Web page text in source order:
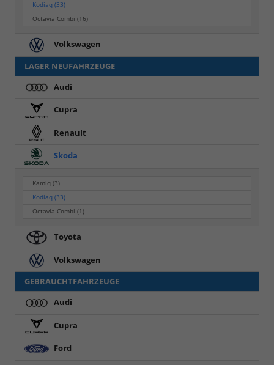
Kodiaq(33)
Octavia Combi(16)
Volkswagen
LAGER NEUFAHRZEUGE
Audi
Cupra
Renault
Skoda
Kamiq(3)
Kodiaq(33)
Octavia Combi(1)
Toyota
Volkswagen
GEBRAUCHTFAHRZEUGE
Audi
Cupra
Ford